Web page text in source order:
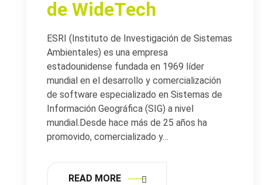
de WideTech
ESRI (Instituto de Investigación de Sistemas
Ambientales) es una empresa
estadounidense fundada en 1969 líder
mundial en el desarrollo y comercialización
de software especializado en Sistemas de
Información Geográfica (SIG) a nivel
mundial.Desde hace más de 25 años ha
promovido, comercializado y…
READ MORE